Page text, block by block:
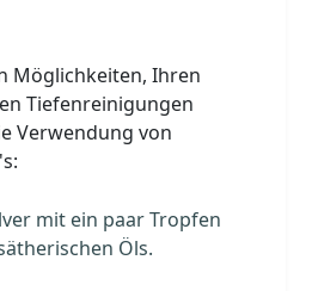
Möglichkeiten, Ihren
Tiefenreinigungen
Verwendung von
mit ein paar Tropfen
Öls.